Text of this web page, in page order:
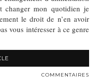
changer mon quotidien je
le droit de n’en avoir
vous intéresser à ce genre
COMMENTAIRES